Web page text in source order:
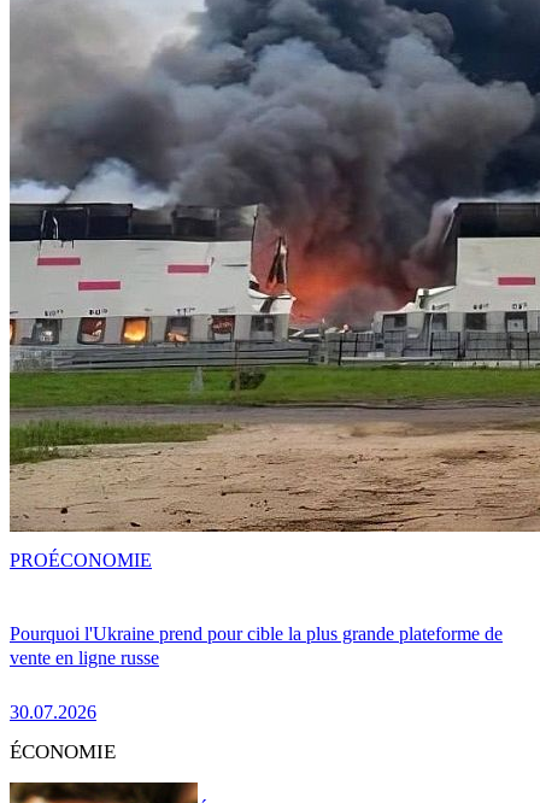
Pourquoi l'Ukraine prend pour cible la plus grande plateforme de
vente en ligne russe
30.07.2026
PROÉCONOMIE
ÉCONOMIE